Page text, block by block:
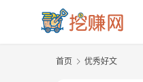
首页 优秀好文